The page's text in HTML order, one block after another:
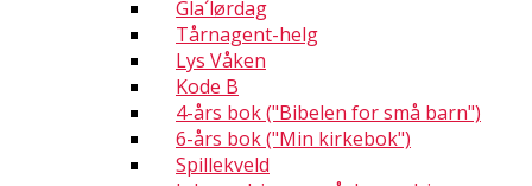
Gla´lørdag
Tårnagent-helg
Lys Våken
Kode B
4-års bok ("Bibelen for små barn")
6-års bok ("Min kirkebok")
Spillekveld